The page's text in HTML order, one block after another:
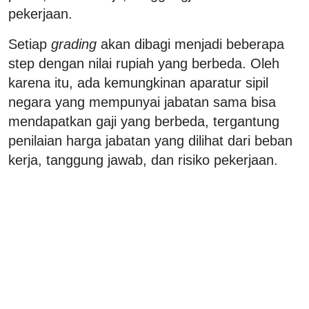
pekerjaan.
Setiap grading akan dibagi menjadi beberapa
step dengan nilai rupiah yang berbeda. Oleh
karena itu, ada kemungkinan aparatur sipil
negara yang mempunyai jabatan sama bisa
mendapatkan gaji yang berbeda, tergantung
penilaian harga jabatan yang dilihat dari beban
kerja, tanggung jawab, dan risiko pekerjaan.